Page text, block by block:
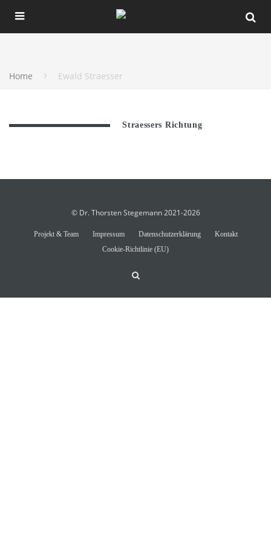
Home Ewald Straesser
Straessers Richtung
© Dr. Thorsten Stegemann 2021-2026
Projekt & Team Impressum Datenschutzerklärung
Kontakt
Cookie-Richtlinie (EU)